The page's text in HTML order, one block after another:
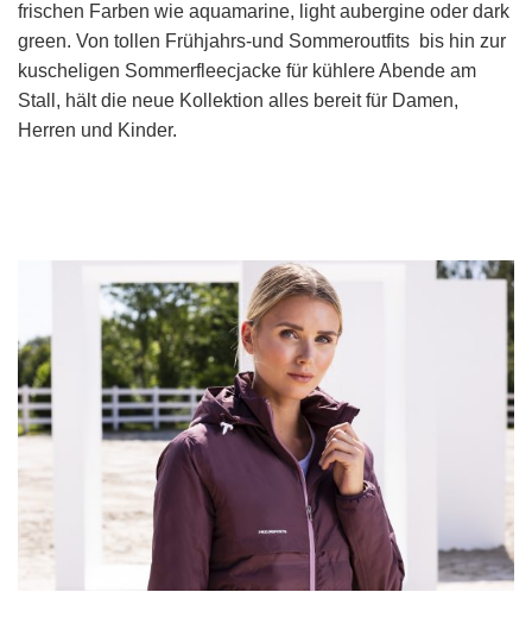
frischen Farben wie aquamarine, light aubergine oder dark
green. Von tollen Frühjahrs-und Sommeroutfits bis hin zur
kuscheligen Sommerfleecjacke für kühlere Abende am
Stall, hält die neue Kollektion alles bereit für Damen,
Herren und Kinder.